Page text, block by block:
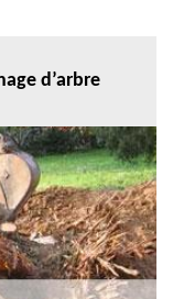
d’arbre